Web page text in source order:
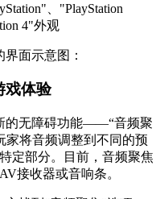
、"PlayStation
4"外观
界面示意图：
戏体验
的无障碍功能——“音频聚
家将音频调整到不同的预
定部分。目前，音频聚焦
接收器或音响条。